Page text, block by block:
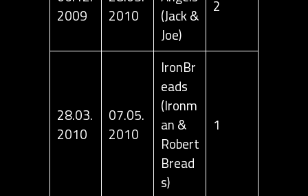
2009 2010 (Jack &
Joe)
2
28.03.
2010
07.05.
2010
IronBr
eads
(Ironm
an &
Robert
Bread
s)
1